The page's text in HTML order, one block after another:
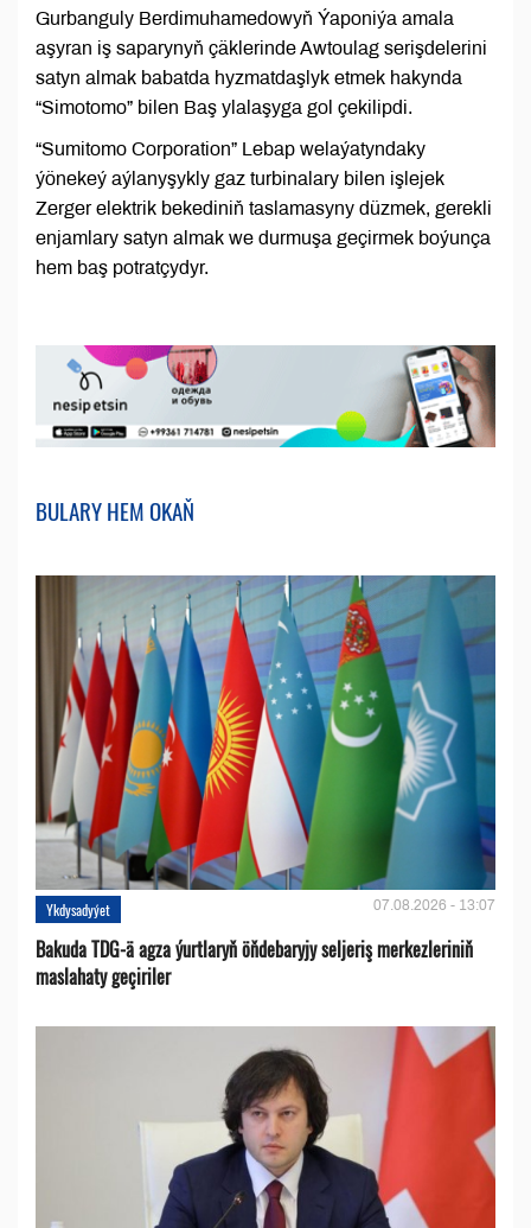
Gurbanguly Berdimuhamedowyň Ýaponiýa amala
aşyran iş saparynyň çäklerinde Awtoulag serişdelerini
satyn almak babatda hyzmatdaşlyk etmek hakynda
“Simotomo” bilen Baş ylalaşyga gol çekilipdi.
“Sumitomo Corporation” Lebap welaýatyndaky
ýönekeý aýlanyşykly gaz turbinalary bilen işlejek
Zerger elektrik bekediniň taslamasyny düzmek, gerekli
enjamlary satyn almak we durmuşa geçirmek boýunça
hem baş potratçydyr.
BULARY HEM OKAŇ
Ykdysadyýet 07.08.2026 - 13:07
Bakuda TDG-ä agza ýurtlaryň öňdebaryjy seljeriş merkezleriniň
maslahaty geçiriler